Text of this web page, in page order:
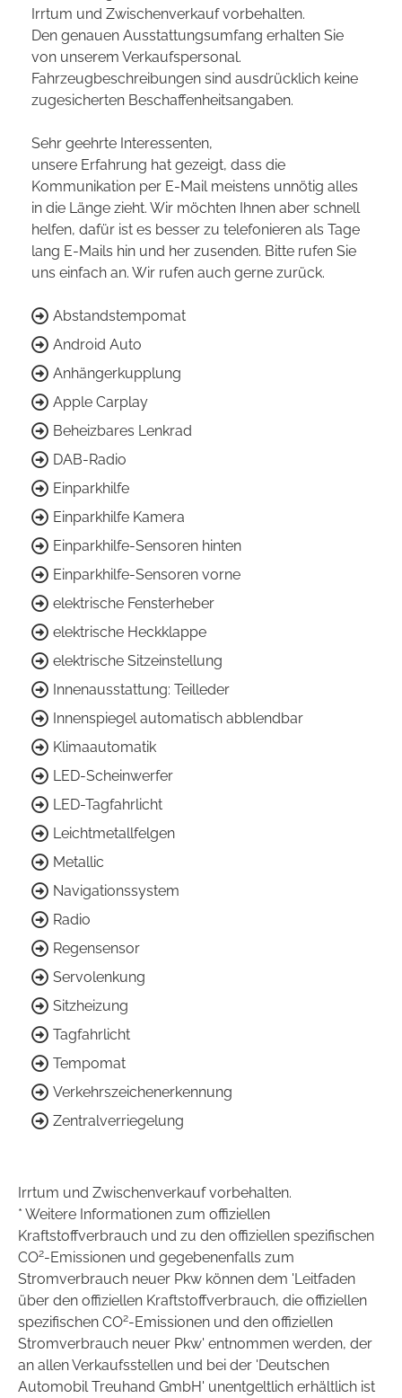
Irrtum und Zwischenverkauf vorbehalten.
Den genauen Ausstattungsumfang erhalten Sie
von unserem Verkaufspersonal.
Fahrzeugbeschreibungen sind ausdrücklich keine
zugesicherten Beschaffenheitsangaben.
Sehr geehrte Interessenten,
unsere Erfahrung hat gezeigt, dass die
Kommunikation per E-Mail meistens unnötig alles
in die Länge zieht. Wir möchten Ihnen aber schnell
helfen, dafür ist es besser zu telefonieren als Tage
lang E-Mails hin und her zusenden. Bitte rufen Sie
uns einfach an. Wir rufen auch gerne zurück.
Abstandstempomat
Android Auto
Anhängerkupplung
Apple Carplay
Beheizbares Lenkrad
DAB-Radio
Einparkhilfe
Einparkhilfe Kamera
Einparkhilfe-Sensoren hinten
Einparkhilfe-Sensoren vorne
elektrische Fensterheber
elektrische Heckklappe
elektrische Sitzeinstellung
Innenausstattung: Teilleder
Innenspiegel automatisch abblendbar
Klimaautomatik
LED-Scheinwerfer
LED-Tagfahrlicht
Leichtmetallfelgen
Metallic
Navigationssystem
Radio
Regensensor
Servolenkung
Sitzheizung
Tagfahrlicht
Tempomat
Verkehrszeichenerkennung
Zentralverriegelung
Irrtum und Zwischenverkauf vorbehalten.
* Weitere Informationen zum offiziellen
Kraftstoffverbrauch und zu den offiziellen spezifischen
CO2-Emissionen und gegebenenfalls zum
Stromverbrauch neuer Pkw können dem 'Leitfaden
über den offiziellen Kraftstoffverbrauch, die offiziellen
spezifischen CO2-Emissionen und den offiziellen
Stromverbrauch neuer Pkw' entnommen werden, der
an allen Verkaufsstellen und bei der 'Deutschen
Automobil Treuhand GmbH' unentgeltlich erhältlich ist